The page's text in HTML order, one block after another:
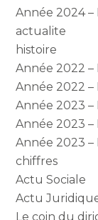
Année 2024
actualite
histoire
Année 2022 –
Année 2022
Année 2023 –
Année 2023 –
Année 2023
chiffres
Actu Sociale
Actu
Le coin du